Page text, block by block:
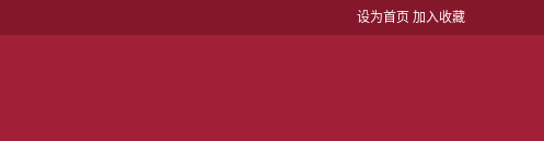
设为首页 加入收藏